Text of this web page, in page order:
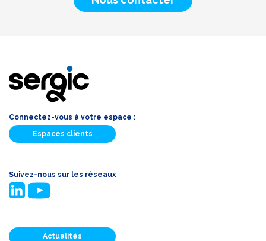
Connectez-vous à votre espace :
Espaces clients
Suivez-nous sur les réseaux
Actualités